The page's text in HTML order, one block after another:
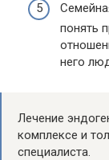
понять
него
Лечение
комплексе и
специалиста.